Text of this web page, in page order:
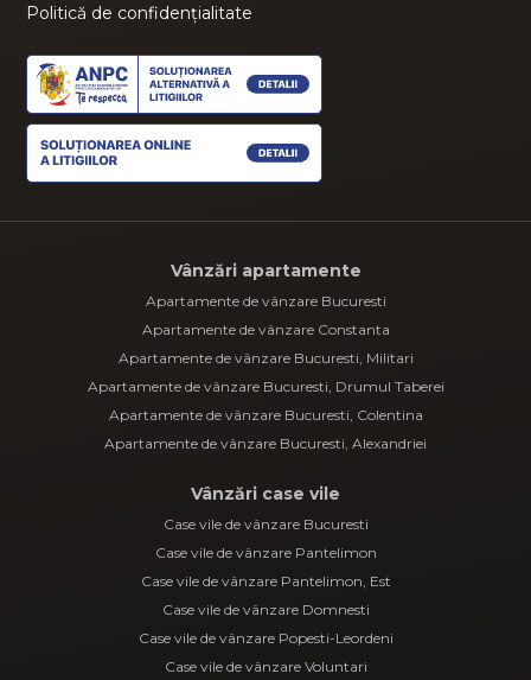
Politică de confidențialitate
Vânzări apartamente
Apartamente de vânzare Bucuresti
Apartamente de vânzare Constanta
Apartamente de vânzare Bucuresti, Militari
Apartamente de vânzare Bucuresti, Drumul Taberei
Apartamente de vânzare Bucuresti, Colentina
Apartamente de vânzare Bucuresti, Alexandriei
Vânzări case vile
Case vile de vânzare Bucuresti
Case vile de vânzare Pantelimon
Case vile de vânzare Pantelimon, Est
Case vile de vânzare Domnesti
Case vile de vânzare Popesti-Leordeni
Case vile de vânzare Voluntari